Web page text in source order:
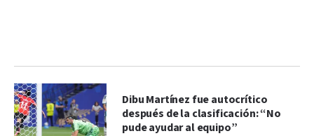
Dibu Martínez fue autocrítico
después de la clasificación: “No
pude ayudar al equipo”